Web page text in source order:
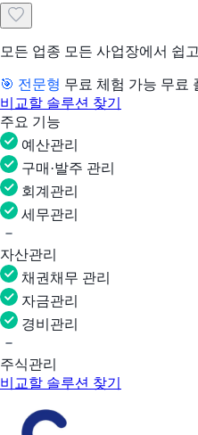
모든 업종 모든 사업장에서 쉽
🎯 전문형 무료 체험 가능 무료
비교할 솔루션 찾기
주요 기능
예산관리
구매·발주 관리
회계관리
세무관리
자산관리
채권채무 관리
자금관리
경비관리
주식관리
비교할 솔루션 찾기